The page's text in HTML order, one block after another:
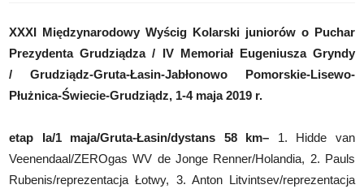
XXXI Międzynarodowy Wyścig Kolarski juniorów o Puchar
Prezydenta Grudziądza / IV Memoriał Eugeniusza Gryndy
/ Grudziądz-Gruta-Łasin-Jabłonowo Pomorskie-Lisewo-
Płużnica-Świecie-Grudziądz, 1-4 maja 2019 r.
etap Ia/1 maja/Gruta-Łasin/dystans 58 km– 1. Hidde van
Veenendaal/ZEROgas WV de Jonge Renner/Holandia, 2. Pauls
Rubenis/reprezentacja Łotwy, 3. Anton Litvintsev/reprezentacja